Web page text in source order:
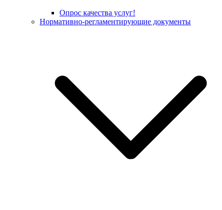
Опрос качества услуг!
Нормативно-регламентирующие документы